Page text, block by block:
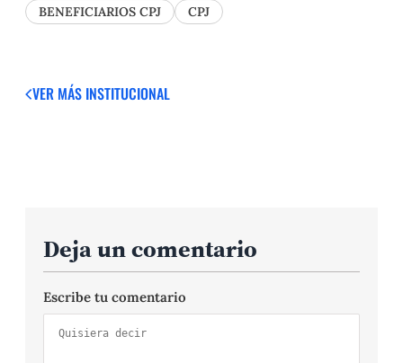
BENEFICIARIOS CPJ CPJ
VER MÁS INSTITUCIONAL
Deja un comentario
Escribe tu comentario